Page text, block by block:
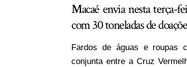
Macaé envia nesta terça-
com 30 toneladas de
Fardos de águas e roupas
conjunta entre a Cruz